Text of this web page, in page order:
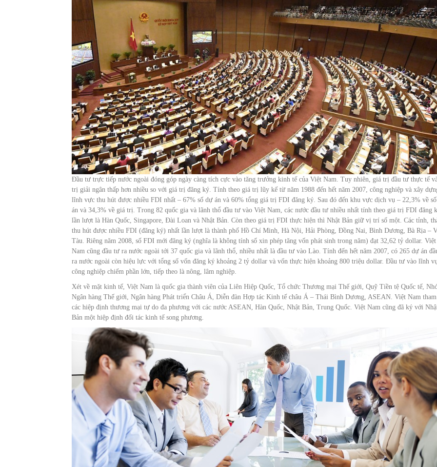
Đầu tư trực tiếp nước ngoài đóng góp ngày càng tích cực vào tăng trưởng kinh tế của Việt Nam. Tuy nhiên, giá trị đầu tư thực tế
trị giải ngân thấp hơn nhiều so với giá trị đăng ký. Tính theo giá trị lũy kế từ năm 1988 đến hết năm 2007, công nghiệp và xây
lĩnh vực thu hút được nhiều FDI nhất – 67% số dự án và 60% tổng giá trị FDI đăng ký. Sau đó đến khu vực dịch vụ – 22,3% về
án và 34,3% về giá trị. Trong 82 quốc gia và lãnh thổ đầu tư vào Việt Nam, các nước đầu tư nhiều nhất tính theo giá trị FDI đăng
lần lượt là Hàn Quốc, Singapore, Đài Loan và Nhật Bản. Còn theo giá trị FDI thực hiện thì Nhật Bản giữ vị trí số một. Các tỉnh,
thu hút được nhiều FDI (đăng ký) nhất lần lượt là thành phố Hồ Chí Minh, Hà Nội, Hải Phòng, Đồng Nai, Bình Dương, Bà Rịa –
Tàu. Riêng năm 2008, số FDI mới đăng ký (nghĩa là không tính số xin phép tăng vốn phát sinh trong năm) đạt 32,62 tỷ dollar. Việt
Nam cũng đầu tư ra nước ngoài tới 37 quốc gia và lãnh thổ, nhiều nhất là đầu tư vào Lào. Tính đến hết năm 2007, có 265 dự án
ra nước ngoài còn hiệu lực với tổng số vốn đăng ký khoảng 2 tỷ dollar và vốn thực hiện khoảng 800 triệu dollar. Đầu tư vào lĩnh
công nghiệp chiếm phần lớn, tiếp theo là nông, lâm nghiệp.
Xét về mặt kinh tế, Việt Nam là quốc gia thành viên của Liên Hiệp Quốc, Tổ chức Thương mại Thế giới, Quỹ Tiền tệ Quốc tế,
Ngân hàng Thế giới, Ngân hàng Phát triển Châu Á, Diễn đàn Hợp tác Kinh tế châu Á – Thái Bình Dương, ASEAN. Việt Nam
các hiệp định thương mại tự do đa phương với các nước ASEAN, Hàn Quốc, Nhật Bản, Trung Quốc. Việt Nam cũng đã ký với
Bản một hiệp định đối tác kinh tế song phương.